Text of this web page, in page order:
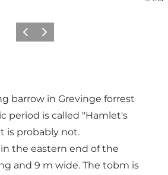
PrécédentSuivant
barrow in Grevinge forrest
period is called "Hamlet's
is probably not.
the eastern end of the
and 9 m wide. The tobm is